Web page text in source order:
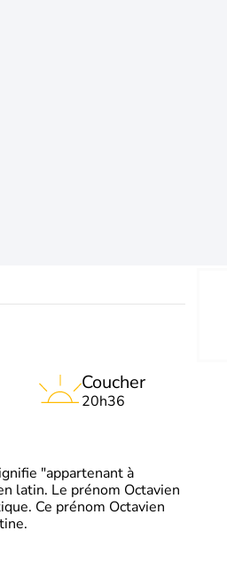
Coucher
20h36
"appartenant à
latin. Le prénom Octavien
Ce prénom Octavien